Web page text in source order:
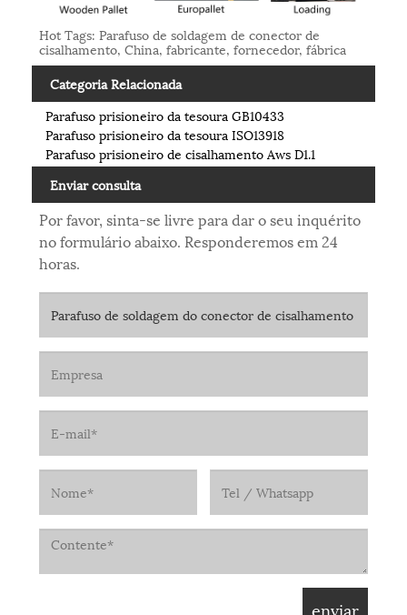
Hot Tags: Parafuso de soldagem de conector de
cisalhamento, China, fabricante, fornecedor, fábrica
Categoria Relacionada
Parafuso prisioneiro da tesoura GB10433
Parafuso prisioneiro da tesoura ISO13918
Parafuso prisioneiro de cisalhamento Aws D1.1
Enviar consulta
Por favor, sinta-se livre para dar o seu inquérito
no formulário abaixo. Responderemos em 24
horas.